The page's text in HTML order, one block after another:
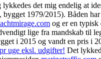
lykkedes det mig endelig at
bygget 1979/2015). Båden har
og er en typisk
lige fra mandskab til
i 2015 og vandt en pris i
uge eksl. udgifter! Det